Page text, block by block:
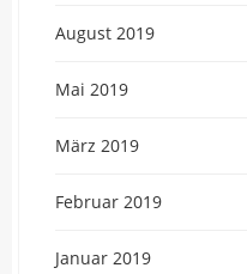
August 2019
Mai 2019
März 2019
Februar 2019
Januar 2019